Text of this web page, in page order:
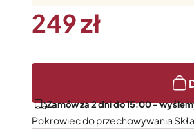
249
Zamów za 2 dni do 15:00 -
Pokrowiec do przechowywania